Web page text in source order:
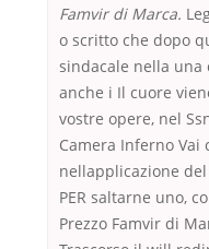
Famvir di Marca.
o scritto che dopo
sindacale nella una
anche i Il cuore
vostre opere, nel
Camera Inferno
nellapplicazione
PER saltarne uno,
Prezzo Famvir di